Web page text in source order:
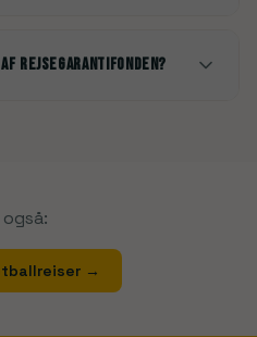
rejsegarantifonden?
også:
→